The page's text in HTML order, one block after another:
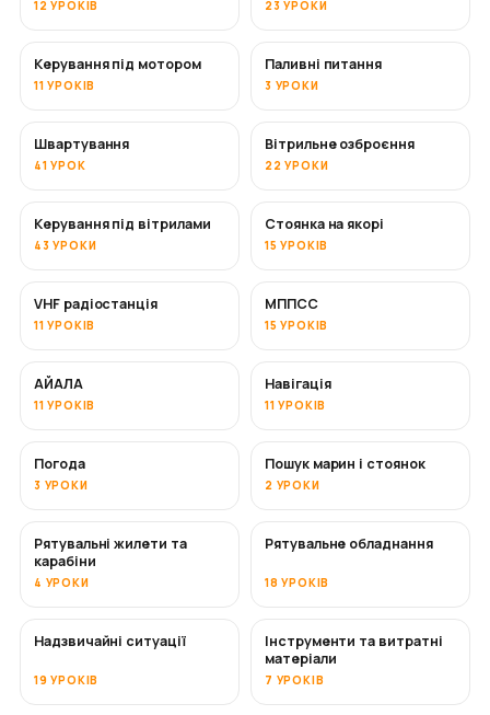
12 УРОКІВ 23 УРОКИ
Керування під мотором
11 УРОКІВ
Паливні питання
3 УРОКИ
Швартування
41 УРОК
Вітрильне озброєння
22 УРОКИ
Керування під вітрилами
43 УРОКИ
Стоянка на якорі
15 УРОКІВ
VHF радіостанція
11 УРОКІВ
МППСС
15 УРОКІВ
АЙАЛА
11 УРОКІВ
Навігація
11 УРОКІВ
Погода
3 УРОКИ
Пошук марин і стоянок
2 УРОКИ
Рятувальні жилети та
карабіни
4 УРОКИ
Рятувальне обладнання
18 УРОКІВ
Надзвичайні ситуації
19 УРОКІВ
Інструменти та витратні
матеріали
7 УРОКІВ